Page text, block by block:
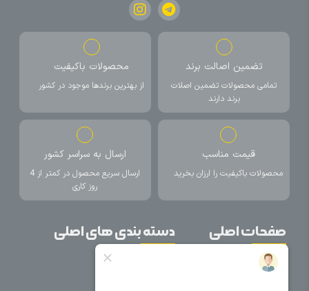
تضمین اصالت برند
تمامی محصولات تضمین اصلات
برند دارند
محصولات باکیفیت
از بهترین برندها موجود در کشور
قیمت مناسب
محصولات باکیفیت را ارزان بخرید
ارسال به سراسر کشور
ارسال سریع محصول در کمتر از 4
روز کاری
صفحات اصلی
خانه
دسته بندی های اصلی